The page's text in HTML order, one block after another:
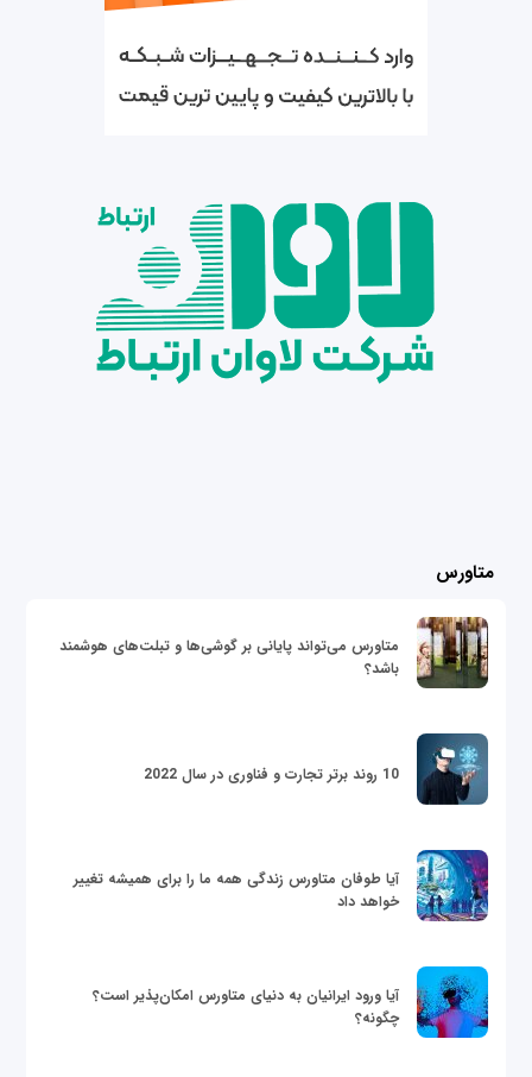
متاورس
متاورس می‌تواند پایانی بر گوشی‌ها و تبلت‌های هوشمند
باشد؟
10 روند برتر تجارت و فناوری در سال 2022
آیا طوفان متاورس زندگی همه ما را برای همیشه تغییر
خواهد داد
آیا ورود ایرانیان به دنیای متاورس امکان‌پذیر است؟
چگونه؟